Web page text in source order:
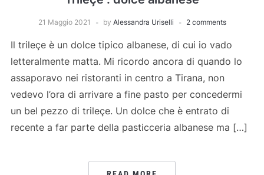
21 Maggio 2021 by Alessandra Uriselli 2 comments
Il trileçe è un dolce tipico albanese, di cui io vado
letteralmente matta. Mi ricordo ancora di quando lo
assaporavo nei ristoranti in centro a Tirana, non
vedevo l’ora di arrivare a fine pasto per concedermi
un bel pezzo di trileçe. Un dolce che è entrato di
recente a far parte della pasticceria albanese ma […]